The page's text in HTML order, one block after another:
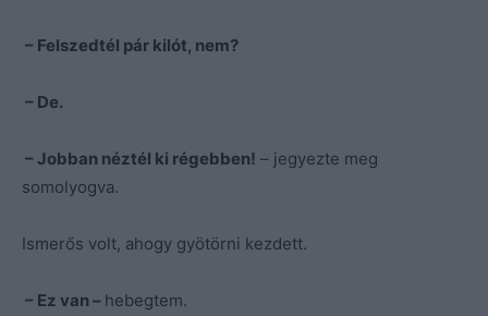
– Felszedtél pár kilót, nem?
– De.
– Jobban néztél ki régebben! – jegyezte meg
somolyogva.
Ismerős volt, ahogy gyötörni kezdett.
– Ez van – hebegtem.